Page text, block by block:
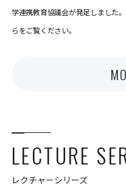
学連携教育協議会が発足しました
らをご覧ください。
LECTURE
レクチャーシリーズ